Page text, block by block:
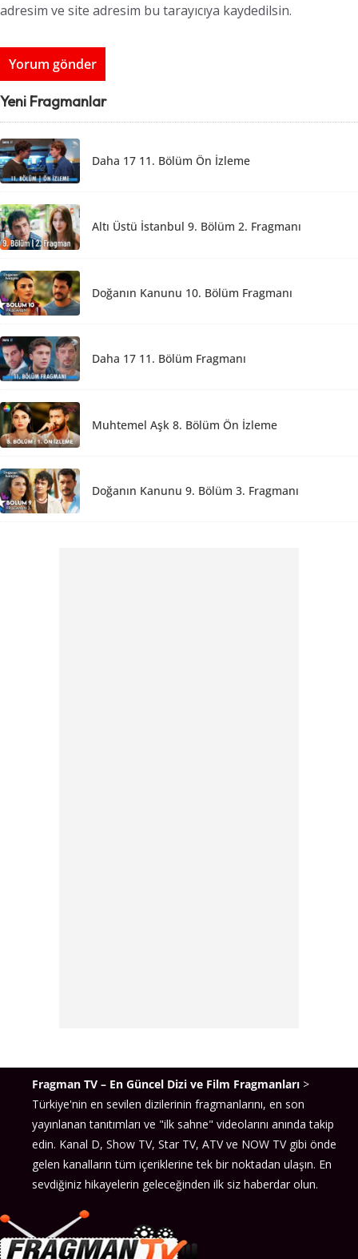
adresim ve site adresim bu tarayıcıya kaydedilsin.
Yeni Fragmanlar
Daha 17 11. Bölüm Ön İzleme
Altı Üstü İstanbul 9. Bölüm 2. Fragmanı
Doğanın Kanunu 10. Bölüm Fragmanı
Daha 17 11. Bölüm Fragmanı
Muhtemel Aşk 8. Bölüm Ön İzleme
Doğanın Kanunu 9. Bölüm 3. Fragmanı
Fragman TV – En Güncel Dizi ve Film Fragmanları >
Türkiye'nin en sevilen dizilerinin fragmanlarını, en son
yayınlanan tanıtımları ve "ilk sahne" videolarını anında takip
edin. Kanal D, Show TV, Star TV, ATV ve NOW TV gibi önde
gelen kanalların tüm içeriklerine tek bir noktadan ulaşın. En
sevdiğiniz hikayelerin geleceğinden ilk siz haberdar olun.